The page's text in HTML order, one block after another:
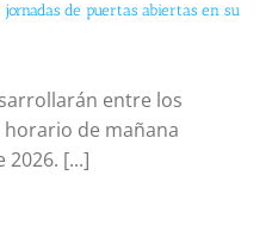
de puertas abiertas en su
entre los
de mañana
2026. [...]